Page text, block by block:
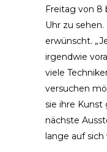
Freitag von 8
Uhr zu
erwünscht.
irgendwie
viele
versuchen
sie ihre
nächste
lange auf sich